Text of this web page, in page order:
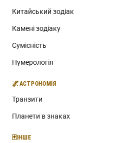
Китайський зодіак
Камені зодіаку
Сумісність
Нумерологія
🌌АСТРОНОМІЯ
Транзити
Планети в знаках
🃏ІНШЕ